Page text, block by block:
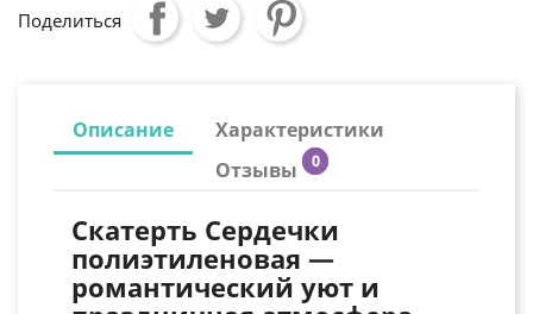
Поделиться
Описание
Характеристики
Отзывы
0
Скатерть Сердечки
полиэтиленовая —
романтический уют и